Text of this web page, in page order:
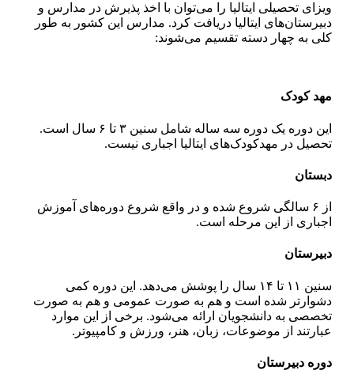
ویزای تحصیلی ایتالیا را می‌توان با اخذ پذیرش در مدارس و
دبیرستان‌های ایتالیا دریافت کرد. مدارس این کشور به طور
کلی به چهار دسته تقسیم می‌شوند:
مهد کودک
این دوره یک دوره سه ساله شامل سنین ۳ تا ۶ سال است.
تحصیل در مهدکودک‌های ایتالیا اجباری نیست.
دبستان
از ۶ سالگی شروع شده و در واقع شروع دوره‌های آموزش
اجباری از این مرحله است.
دبیرستان
سنین ۱۱ تا ۱۴ سال را پوشش می‌دهد. این دوره کمی
دشوارتر شده است و هم به صورت عمومی و هم به صورت
تخصصی به دانشجویان ارائه می‌شود. برخی از این موارد
عبارتند از موضوعات، زبان، هنر، ورزش و کامپیوتر.
دوره دبیرستان